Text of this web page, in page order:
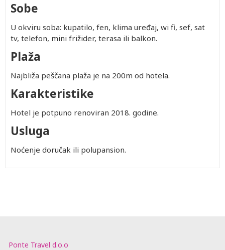
Sobe
U okviru soba: kupatilo, fen, klima uređaj, wi fi, sef, sat
tv, telefon, mini frižider, terasa ili balkon.
Plaža
Najbliža peščana plaža je na 200m od hotela.
Karakteristike
Hotel je potpuno renoviran 2018. godine.
Usluga
Noćenje doručak ili polupansion.
Ponte Travel d.o.o